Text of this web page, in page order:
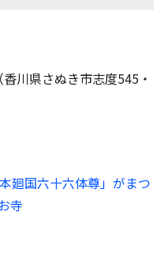
川県さぬき市志度545・
廻国六十六体尊」がまつ
寺